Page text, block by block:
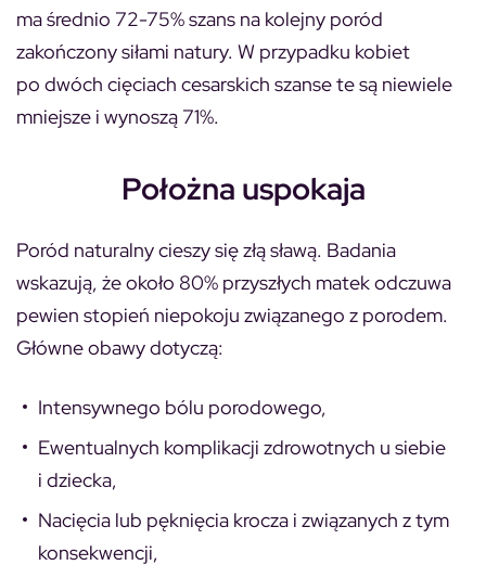
ma średnio 72-75% szans na kolejny poród
zakończony siłami natury. W przypadku kobiet
po dwóch cięciach cesarskich szanse te są niewiele
mniejsze i wynoszą 71%.
Położna uspokaja
Poród naturalny cieszy się złą sławą. Badania
wskazują, że około 80% przyszłych matek odczuwa
pewien stopień niepokoju związanego z porodem.
Główne obawy dotyczą:
Intensywnego bólu porodowego,
Ewentualnych komplikacji zdrowotnych u siebie
i dziecka,
Nacięcia lub pęknięcia krocza i związanych z tym
konsekwencji,